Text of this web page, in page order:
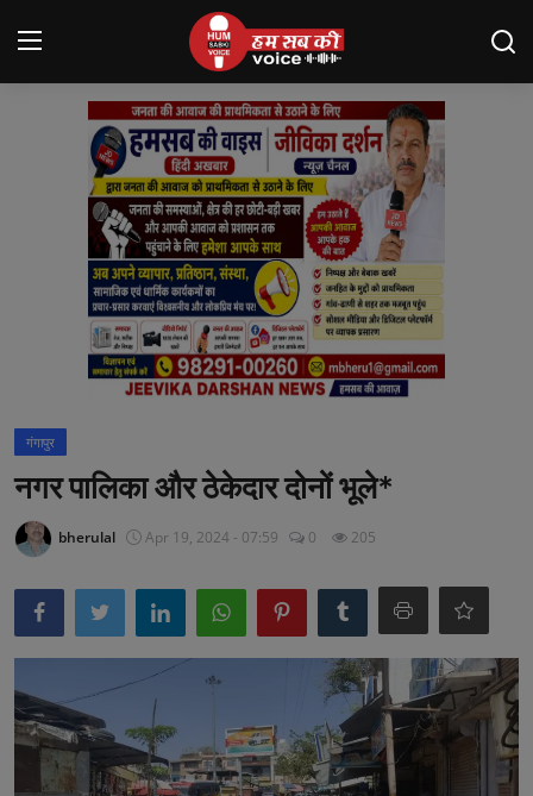
Login Register
About us
शाहपुरा
सरवाड़
भीलवाड़ा
गंगापुर
नगर पालिका और ठेकेदार दोनों भूले*
bherulal Apr 19, 2024 - 07:59 0 205